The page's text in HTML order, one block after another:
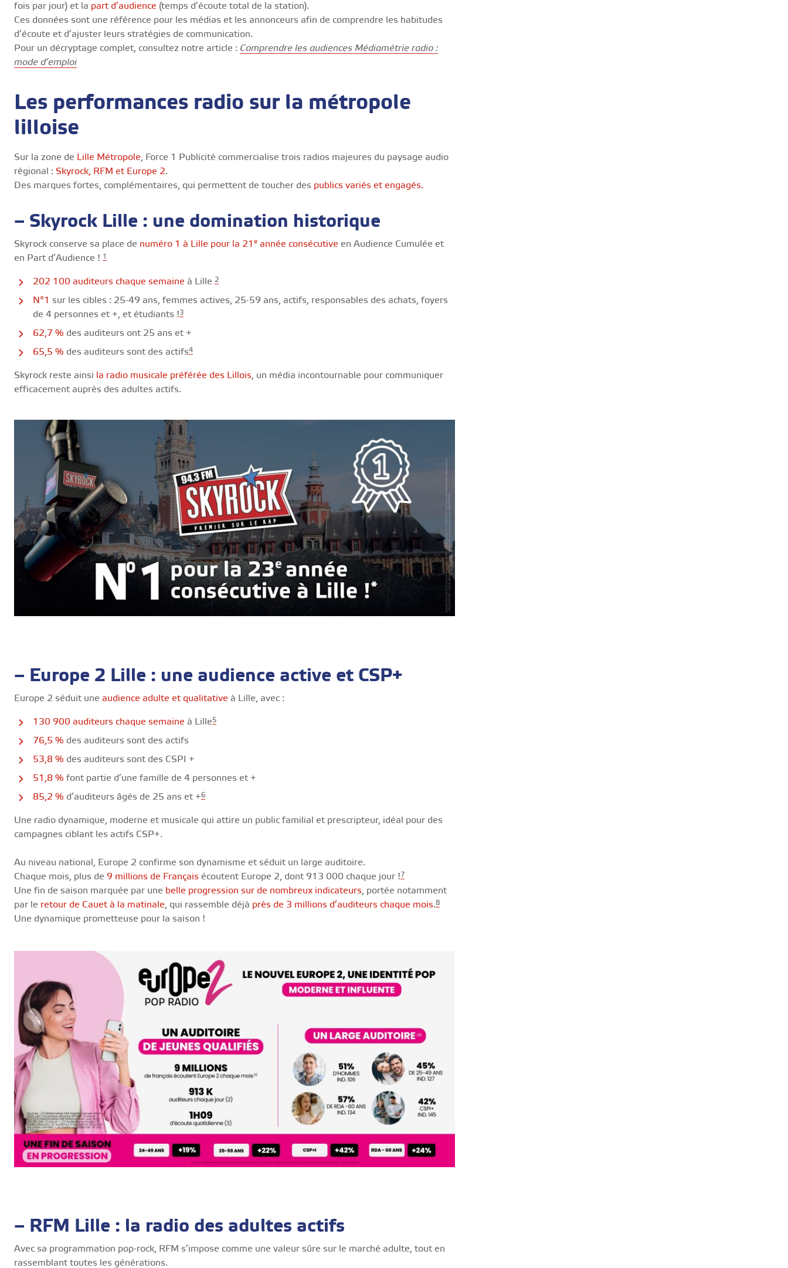
fois par jour) et la part d’audience (temps d’écoute total de la station).
Ces données sont une référence pour les médias et les annonceurs afin de comprendre les habitudes
d’écoute et d’ajuster leurs stratégies de communication.
Pour un décryptage complet, consultez notre article : Comprendre les audiences Médiamétrie radio :
mode d’emploi
Les performances radio sur la métropole
lilloise
Sur la zone de Lille Métropole, Force 1 Publicité commercialise trois radios majeures du paysage audio
régional : Skyrock, RFM et Europe 2.
Des marques fortes, complémentaires, qui permettent de toucher des publics variés et engagés.
– Skyrock Lille : une domination historique
Skyrock conserve sa place de numéro 1 à Lille pour la 21ᵉ année consécutive en Audience Cumulée et
en Part d’Audience ! 1
202 100 auditeurs chaque semaine à Lille 2
N°1 sur les cibles : 25-49 ans, femmes actives, 25-59 ans, actifs, responsables des achats, foyers
de 4 personnes et +, et étudiants !3
62,7 % des auditeurs ont 25 ans et +
65,5 % des auditeurs sont des actifs4
Skyrock reste ainsi la radio musicale préférée des Lillois, un média incontournable pour communiquer
efficacement auprès des adultes actifs.
– Europe 2 Lille : une audience active et CSP+
Europe 2 séduit une audience adulte et qualitative à Lille, avec :
130 900 auditeurs chaque semaine à Lille5
76,5 % des auditeurs sont des actifs
53,8 % des auditeurs sont des CSPI +
51,8 % font partie d’une famille de 4 personnes et +
85,2 % d’auditeurs âgés de 25 ans et +6
Une radio dynamique, moderne et musicale qui attire un public familial et prescripteur, idéal pour des
campagnes ciblant les actifs CSP+.
Au niveau national, Europe 2 confirme son dynamisme et séduit un large auditoire.
Chaque mois, plus de 9 millions de Français écoutent Europe 2, dont 913 000 chaque jour !7
Une fin de saison marquée par une belle progression sur de nombreux indicateurs, portée notamment
par le retour de Cauet à la matinale, qui rassemble déjà près de 3 millions d’auditeurs chaque mois.8
Une dynamique prometteuse pour la saison !
– RFM Lille : la radio des adultes actifs
Avec sa programmation pop-rock, RFM s’impose comme une valeur sûre sur le marché adulte, tout en
rassemblant toutes les générations.